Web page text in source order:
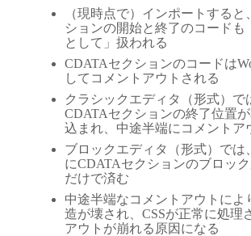
（現時点で）インポートすると
ションの開始と終了のコードも
として」扱われる
CDATAセクションのコードは
してコメントアウトされる
クラシックエディタ（形式）で
CDATAセクションの終了位置
込まれ、中途半端にコメントア
ブロックエディタ（形式）では
にCDATAセクションのブロッ
だけで済む
中途半端なコメントアウトによ
造が壊され、CSSが正常に処理
アウトが崩れる原因になる